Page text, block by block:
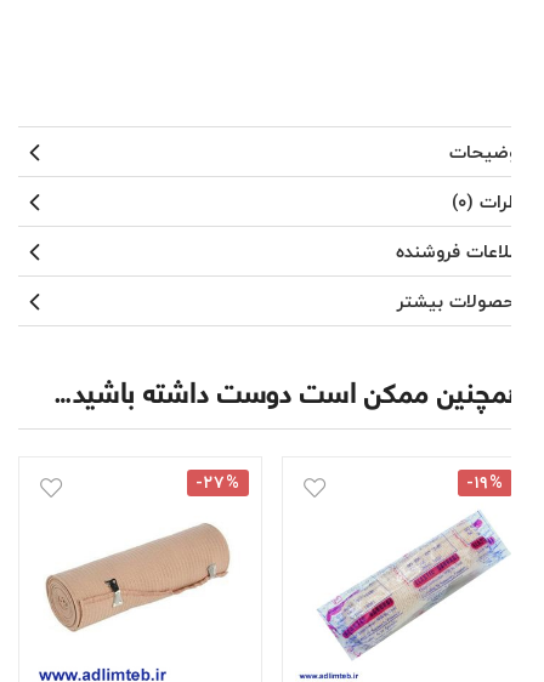
توضیحات
نظرات (۰)
اطلاعات فروشنده
محصولات بیشتر
همچنین ممکن است دوست داشته باشید…
-۱۹% -۲۷%